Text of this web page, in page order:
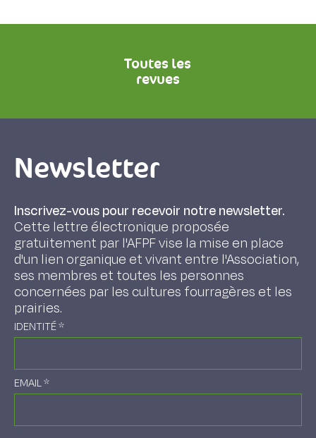
Toutes les
revues
Newsletter
Inscrivez-vous pour recevoir notre newsletter.
Cette lettre électronique proposée
gratuitement par l'AFPF vise la mise en place
d'un lien organique et vivant entre l'Association,
ses membres et toutes les personnes
concernées par les cultures fourragères et les
prairies.
IDENTITÉ*
EMAIL*